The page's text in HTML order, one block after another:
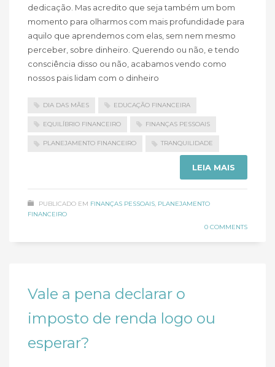
dedicação. Mas acredito que seja também um bom
momento para olharmos com mais profundidade para
aquilo que aprendemos com elas, sem nem mesmo
perceber, sobre dinheiro. Querendo ou não, e tendo
consciência disso ou não, acabamos vendo como
nossos pais lidam com o dinheiro
DIA DAS MÃES EDUCAÇÃO FINANCEIRA
EQUILÍBRIO FINANCEIRO FINANÇAS PESSOAIS
PLANEJAMENTO FINANCEIRO TRANQUILIDADE
LEIA MAIS
PUBLICADO EM FINANÇAS PESSOAIS, PLANEJAMENTO
FINANCEIRO
0 COMMENTS
Vale a pena declarar o
imposto de renda logo ou
esperar?